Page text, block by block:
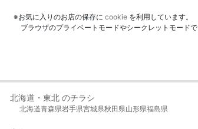
※お気に入りのお店の保存に cookie を利用しています。
ブラウザのプライベートモードやシークレットモード
北海道・東北 のチラシ
北海道青森県岩手県宮城県秋田県山形県福島県